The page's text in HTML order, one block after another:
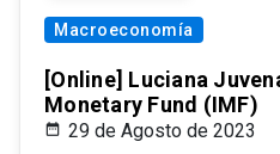
Macroeconomía
[Online] Luciana
Monetary Fund (IMF)
29 de Agosto de 2023